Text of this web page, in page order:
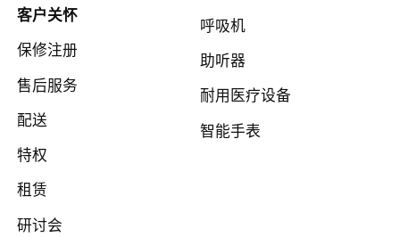
客户关怀
保修注册
售后服务
配送
特权
租赁
研讨会
呼吸机
助听器
耐用医疗设备
智能手表